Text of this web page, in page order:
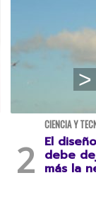
CIENCIA Y
El
debe
más la